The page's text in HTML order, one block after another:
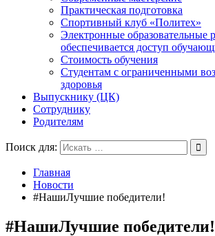
Практическая подготовка
Спортивный клуб «Политех»
Электронные образовательные
обеспечивается доступ
Стоимость обучения
Студентам с ограниченными
здоровья
Выпускнику (ЦК)
Сотруднику
Родителям
Поиск для:
Главная
Новости
#НашиЛучшие победители!
#НашиЛучшие победители!